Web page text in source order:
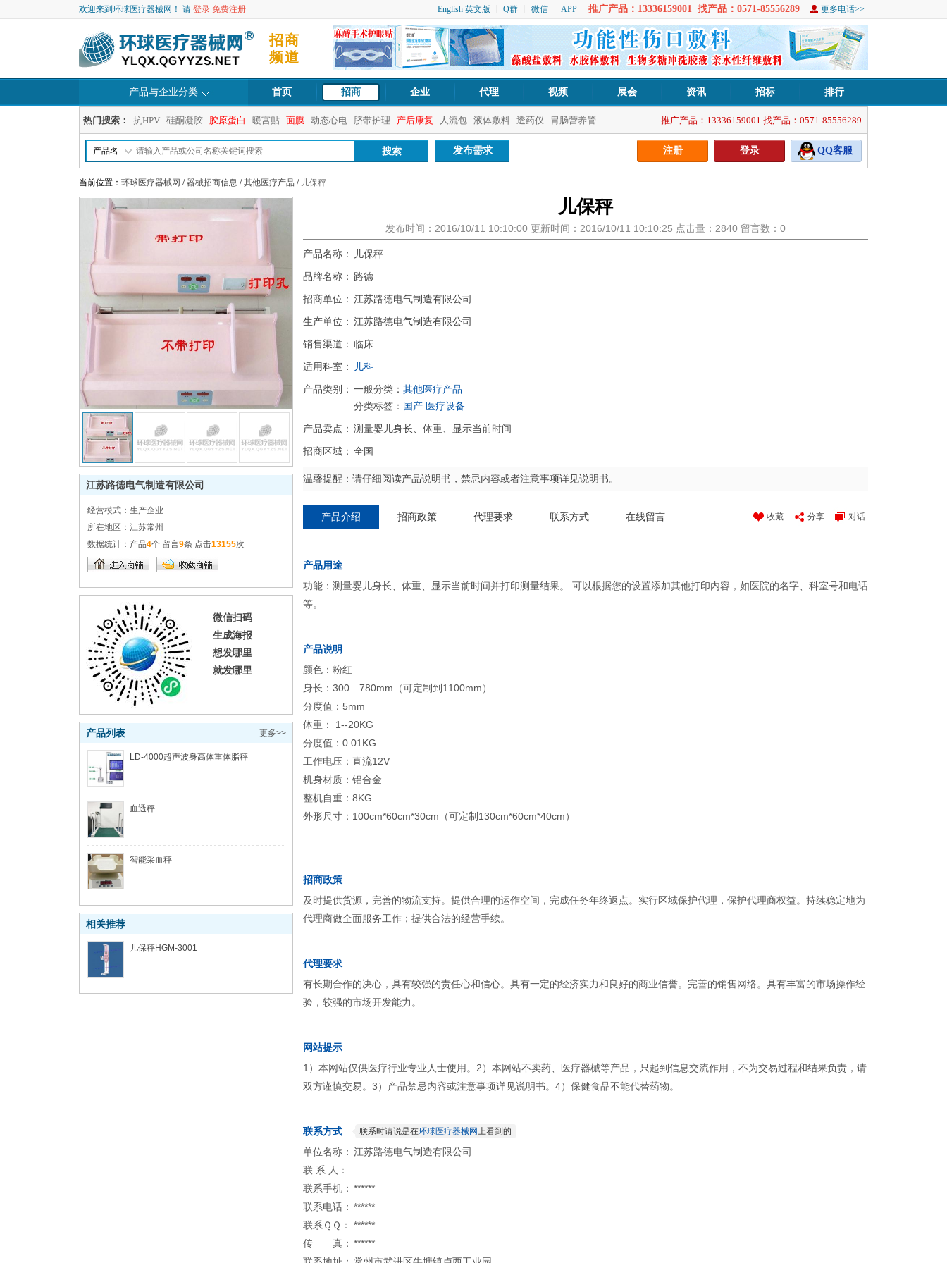
English 英文版 Q群 微信 APP 推广产品：13336159001 找产品：0571-85556289 更多电话>>
欢迎来到环球医疗器械网！ 请 登录 免费注册
招商
频道
产品与企业分类 首页 招商 企业 代理 视频 展会 资讯 招标 排行
推广产品：13336159001 找产品：0571-85556289
热门搜索： 抗HPV 硅酮凝胶 胶原蛋白 暖宫贴 面膜 动态心电 脐带护理 产后康复 人流包 液体敷料 透药仪 胃肠营养管
产品名 发布需求 注册 登录 QQ客服
当前位置： 环球医疗器械网 /器械招商信息 /其他医疗产品 / 儿保秤
儿保秤
发布时间：2016/10/11 10:10:00 更新时间：2016/10/11 10:10:25 点击量：2840 留言数：0
产品名称：
儿保秤
品牌名称： 路德
招商单位： 江苏路德电气制造有限公司
生产单位： 江苏路德电气制造有限公司
销售渠道： 临床
适用科室：
儿科
产品类别： 一般分类： 其他医疗产品
分类标签： 国产 医疗设备
产品卖点： 测量婴儿身长、体重、显示当前时间
招商区域： 全国
温馨提醒：请仔细阅读产品说明书，禁忌内容或者注意事项详见说明书。
收藏 分享 对话
产品介绍 招商政策 代理要求 联系方式 在线留言
产品用途
功能：测量婴儿身长、体重、显示当前时间并打印测量结果。 可以根据您的设置添加其他打印内容，如医院的名字、科室号和电话
等。
产品说明
颜色：粉红
身长：300—780mm（可定制到1100mm）
分度值：5mm
体重： 1--20KG
分度值：0.01KG
工作电压：直流12V
机身材质：铝合金
整机自重：8KG
外形尺寸：100cm*60cm*30cm（可定制130cm*60cm*40cm）
招商政策
及时提供货源，完善的物流支持。提供合理的运作空间，完成任务年终返点。实行区域保护代理，保护代理商权益。持续稳定地为
代理商做全面服务工作；提供合法的经营手续。
代理要求
有长期合作的决心，具有较强的责任心和信心。具有一定的经济实力和良好的商业信誉。完善的销售网络。具有丰富的市场操作经
验，较强的市场开发能力。
网站提示
1）本网站仅供医疗行业专业人士使用。2）本网站不卖药、医疗器械等产品，只起到信息交流作用，不为交易过程和结果负责，请
双方谨慎交易。3）产品禁忌内容或注意事项详见说明书。4）保健食品不能代替药物。
联系方式 联系时请说是在环球医疗器械网上看到的
单位名称： 江苏路德电气制造有限公司
联 系 人：
联系手机： ******
联系电话： ******
联系ＱＱ：
******
传 真： ******
江苏路德电气制造有限公司
经营模式： 生产企业
所在地区： 江苏常州
数据统计： 产品4个 留言9条 点击13155次
微信扫码
生成海报
想发哪里
就发哪里
更多>>
产品列表
LD-4000超声波身高体重体脂秤
血透秤
智能采血秤
相关推荐
儿保秤HGM-3001